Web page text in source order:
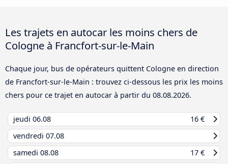
Les trajets en autocar les moins chers de
Cologne à Francfort-sur-le-Main
Chaque jour, bus de opérateurs quittent Cologne en direction
de Francfort-sur-le-Main : trouvez ci-dessous les prix les moins
chers pour ce trajet en autocar à partir du 08.08.2026.
jeudi 06.08
16 €
vendredi 07.08
samedi 08.08
17 €